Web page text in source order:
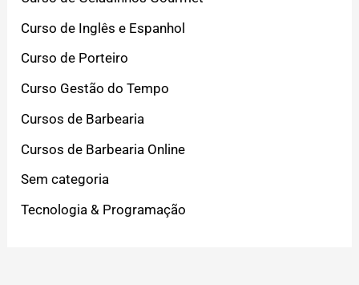
Curso de Inglês e Espanhol
Curso de Porteiro
Curso Gestão do Tempo
Cursos de Barbearia
Cursos de Barbearia Online
Sem categoria
Tecnologia & Programação